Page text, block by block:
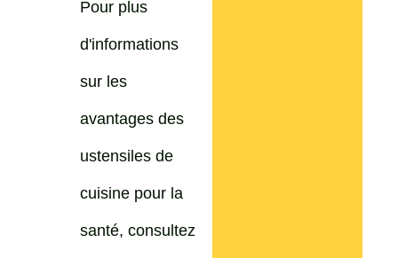
Pour plus
d'informations
sur les
avantages des
ustensiles de
cuisine pour la
santé, consultez